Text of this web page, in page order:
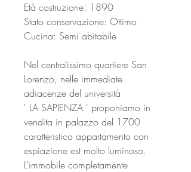
Età costruzione: 1890
Stato conservazione: Ottimo
Cucina: Semi abitabile
Nel centralissimo quartiere San
Lorenzo, nelle immediate
adiacenze del università
' LA SAPIENZA ' proponiamo in
vendita in palazzo del 1700
caratteristico appartamento con
espiazione est molto luminoso.
L’immobile completamente